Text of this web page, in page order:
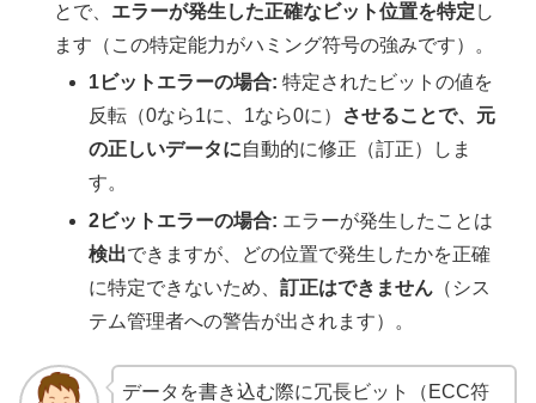
とで、 エラーが発生した正確なビット位置を特定 し
ます（この特定能力がハミング符号の強みです）。
1ビットエラーの場合: 特定されたビットの値を
反転（0なら1に、1なら0に） させることで、元
の正しいデータに自動的に修正（訂正）しま
す。
2ビットエラーの場合: エラーが発生したことは
検出できますが、どの位置で発生したかを正確
に特定できないため、訂正はできません （シス
テム管理者への警告が出されます）。
データを書き込む際に冗長ビット（ECC符